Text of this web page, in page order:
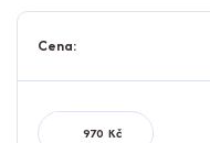
Cena:
Kč